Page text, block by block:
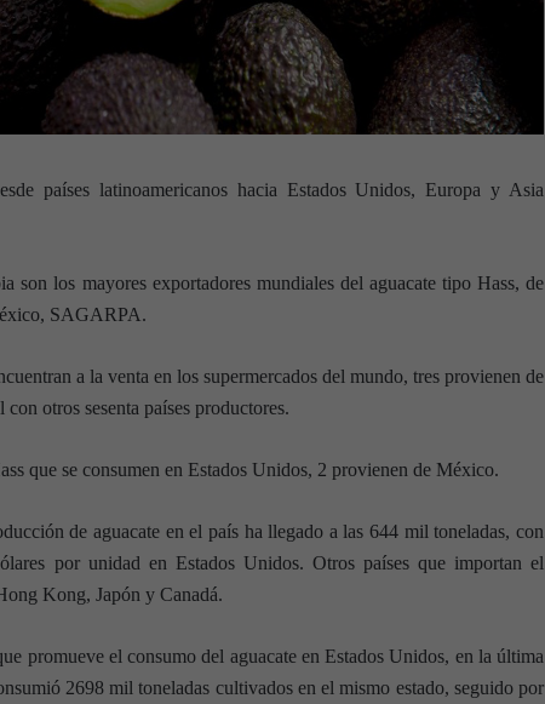
países latinoamericanos hacia Estados Unidos, Europa y Asia
los mayores exportadores mundiales del aguacate tipo Hass, de
SAGARPA.
a la venta en los supermercados del mundo, tres provienen de
otros sesenta países productores.
que se consumen en Estados Unidos, 2 provienen de México.
de aguacate en el país ha llegado a las 644 mil toneladas, con
por unidad en Estados Unidos. Otros países que importan el
Kong, Japón y Canadá.
promueve el consumo del aguacate en Estados Unidos, en la última
2698 mil toneladas cultivados en el mismo estado, seguido por